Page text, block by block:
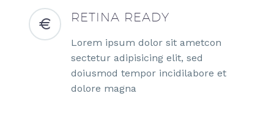
RETINA READY
Lorem ipsum dolor sit ametcon
sectetur adipisicing elit, sed
doiusmod tempor incidilabore et
dolore magna